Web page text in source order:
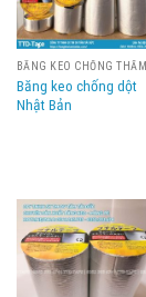
BĂNG KEO CHỐNG THẤM
Băng keo chống dột
Nhật Bản